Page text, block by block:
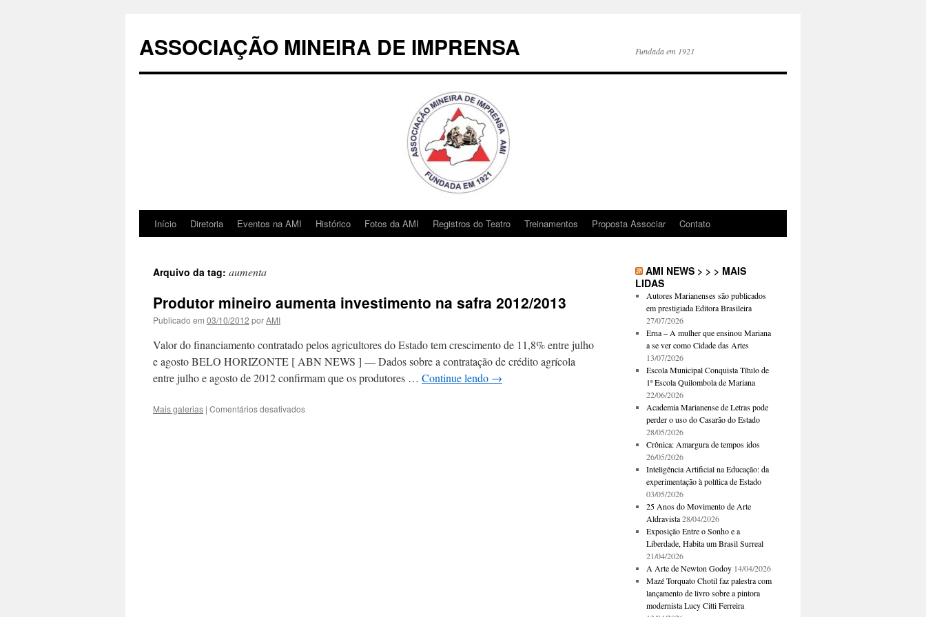
conteúdo
ASSOCIAÇÃO MINEIRA DE IMPRENSA Fundada em 1921
Início Diretoria Eventos na AMI Histórico Fotos da AMI Registros do Teatro Treinamentos Proposta Associar Contato
Arquivo da tag: aumenta
Produtor mineiro aumenta investimento na safra 2012/2013
Publicado em 03/10/2012 porAMI
Valor do financiamento contratado pelos agricultores do Estado tem crescimento de 11,8% entre julho
e agosto BELO HORIZONTE [ ABN NEWS ] — Dados sobre a contratação de crédito agrícola
entre julho e agosto de 2012 confirmam que os produtores … Continue lendo →
Mais galerias | Comentários desativadosem
AMI NEWS > > > MAIS
LIDAS
Autores Marianenses são publicados
em prestigiada Editora Brasileira
27/07/2026
Erna – A mulher que ensinou Mariana
a se ver como Cidade das Artes
13/07/2026
Escola Municipal Conquista Título de
1ª Escola Quilombola de Mariana
22/06/2026
Academia Marianense de Letras pode
perder o uso do Casarão do Estado
28/05/2026
Crônica: Amargura de tempos idos
26/05/2026
Inteligência Artificial na Educação: da
experimentação à política de Estado
03/05/2026
25 Anos do Movimento de Arte
Aldravista 28/04/2026
Exposição Entre o Sonho e a
Liberdade, Habita um Brasil Surreal
21/04/2026
A Arte de Newton Godoy 14/04/2026
Mazé Torquato Chotil faz palestra com
lançamento de livro sobre a pintora
modernista Lucy Citti Ferreira